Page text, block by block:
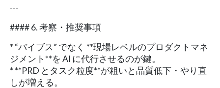
---
#### 6. 考察・推奨事項
* “バイブス” でなく **現場レベルのプロダクトマネ
ジメント**を AI に代行させるのが鍵。
* **PRD とタスク粒度**が粗いと品質低下・やり直
しが増える。